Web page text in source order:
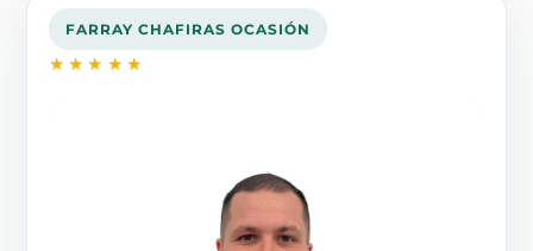
FARRAY CHAFIRAS OCASIÓN
★★★★★